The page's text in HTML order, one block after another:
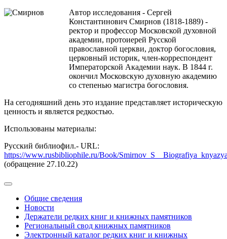
Автор исследования - Сергей
Константинович Смирнов (1818-1889) -
ректор и профессор Московской духовной
академии, протоиерей Русской
православной церкви, доктор богословия,
церковный историк, член-корреспондент
Императорской Академии наук. В 1844 г.
окончил Московскую духовную академию
со степенью магистра богословия.
На сегодняшний день это издание представляет историческую
ценность и является редкостью.
Использованы материалы:
Русский библиофил.- URL:
https://www.rusbibliophile.ru/Book/
(обращение 27.10.22)
Общие сведения
Новости
Держатели редких книг и книжных памятников
Региональный свод книжных памятников
Электронный каталог редких книг и книжных